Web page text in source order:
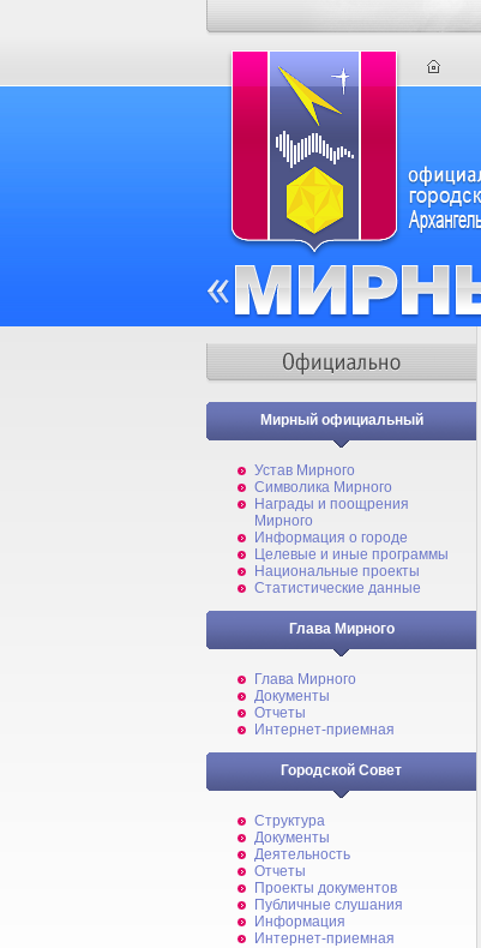
Мирный официальный
Устав Мирного
Символика Мирного
Награды и поощрения
Мирного
Информация о городе
Целевые и иные программы
Национальные проекты
Статистические данные
Глава Мирного
Глава Мирного
Документы
Отчеты
Интернет-приемная
Городской Совет
Структура
Документы
Деятельность
Отчеты
Проекты документов
Публичные слушания
Информация
Интернет-приемная